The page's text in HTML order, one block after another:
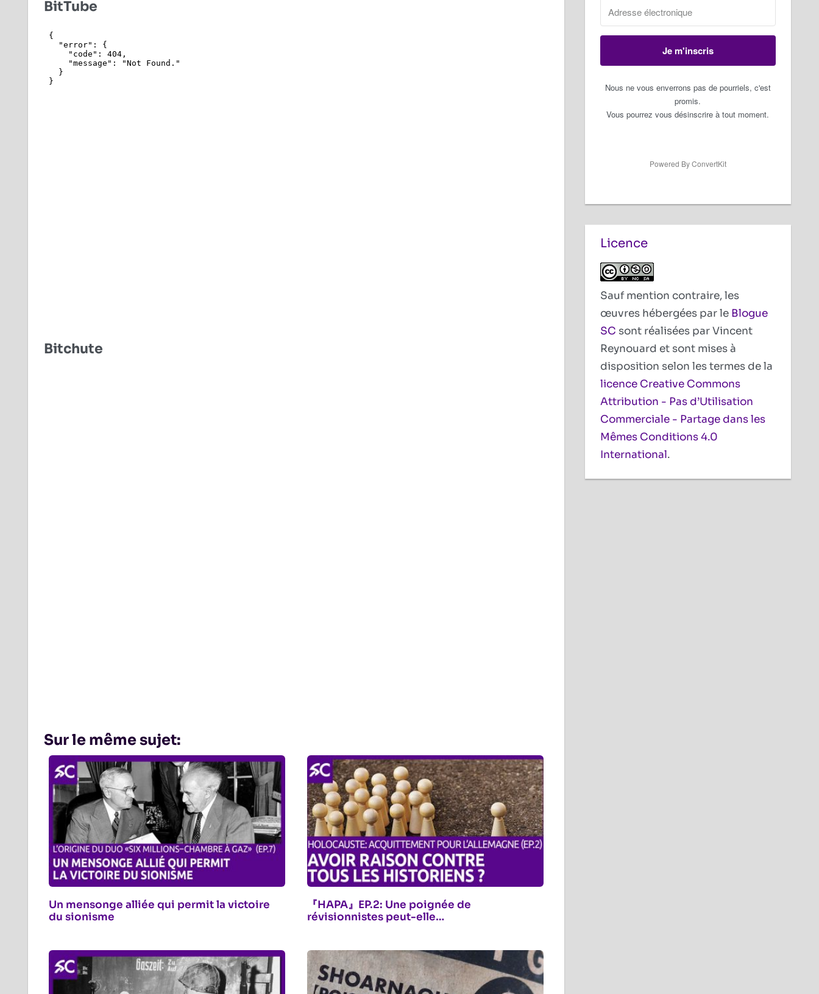
BitTube
Bitchute
Sur le même sujet:
Un mensonge alliée qui permit la victoire
du sionisme
『HAPA』EP.2: Une poignée de
révisionnistes peut-elle…
Je m'inscris
Nous ne vous enverrons pas de pourriels, c'est
promis.
Vous pourrez vous désinscrire à tout moment.
Powered By ConvertKit
Licence
Sauf mention contraire, les
œuvres hébergées par le Blogue
SC sont réalisées par Vincent
Reynouard et sont mises à
disposition selon les termes de la
licence Creative Commons
Attribution - Pas d’Utilisation
Commerciale - Partage dans les
Mêmes Conditions 4.0
International.